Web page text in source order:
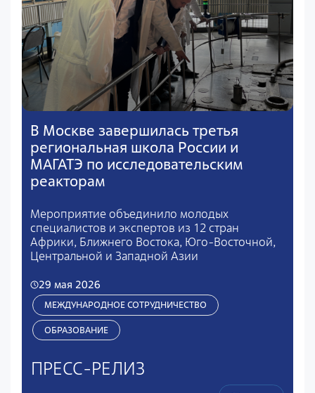
В Москве завершилась третья
региональная школа России и
МАГАТЭ по исследовательским
реакторам
Мероприятие объединило молодых
специалистов и экспертов из 12 стран
Африки, Ближнего Востока, Юго-Восточной,
Центральной и Западной Азии
29 мая 2026
МЕЖДУНАРОДНОЕ СОТРУДНИЧЕСТВО
ОБРАЗОВАНИЕ
ПРЕСС-РЕЛИЗ